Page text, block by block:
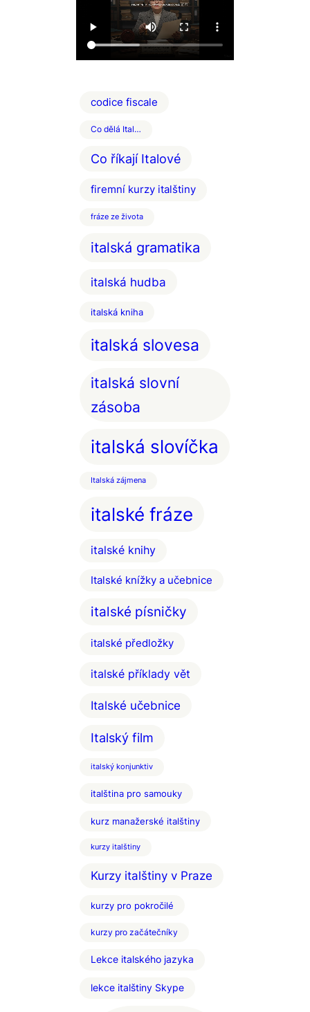
codice fiscale
Co dělá Ital…
Co říkají Italové
firemní kurzy italštiny
fráze ze života
italská gramatika
italská hudba
italská kniha
italská slovesa
italská slovní
zásoba
italská slovíčka
Italská zájmena
italské fráze
italské knihy
Italské knížky a učebnice
italské písničky
italské předložky
italské příklady vět
Italské učebnice
Italský film
italský konjunktiv
italština pro samouky
kurz manažerské italštiny
kurzy italštiny
Kurzy italštiny v Praze
kurzy pro pokročilé
kurzy pro začátečníky
Lekce italského jazyka
lekce italštiny Skype